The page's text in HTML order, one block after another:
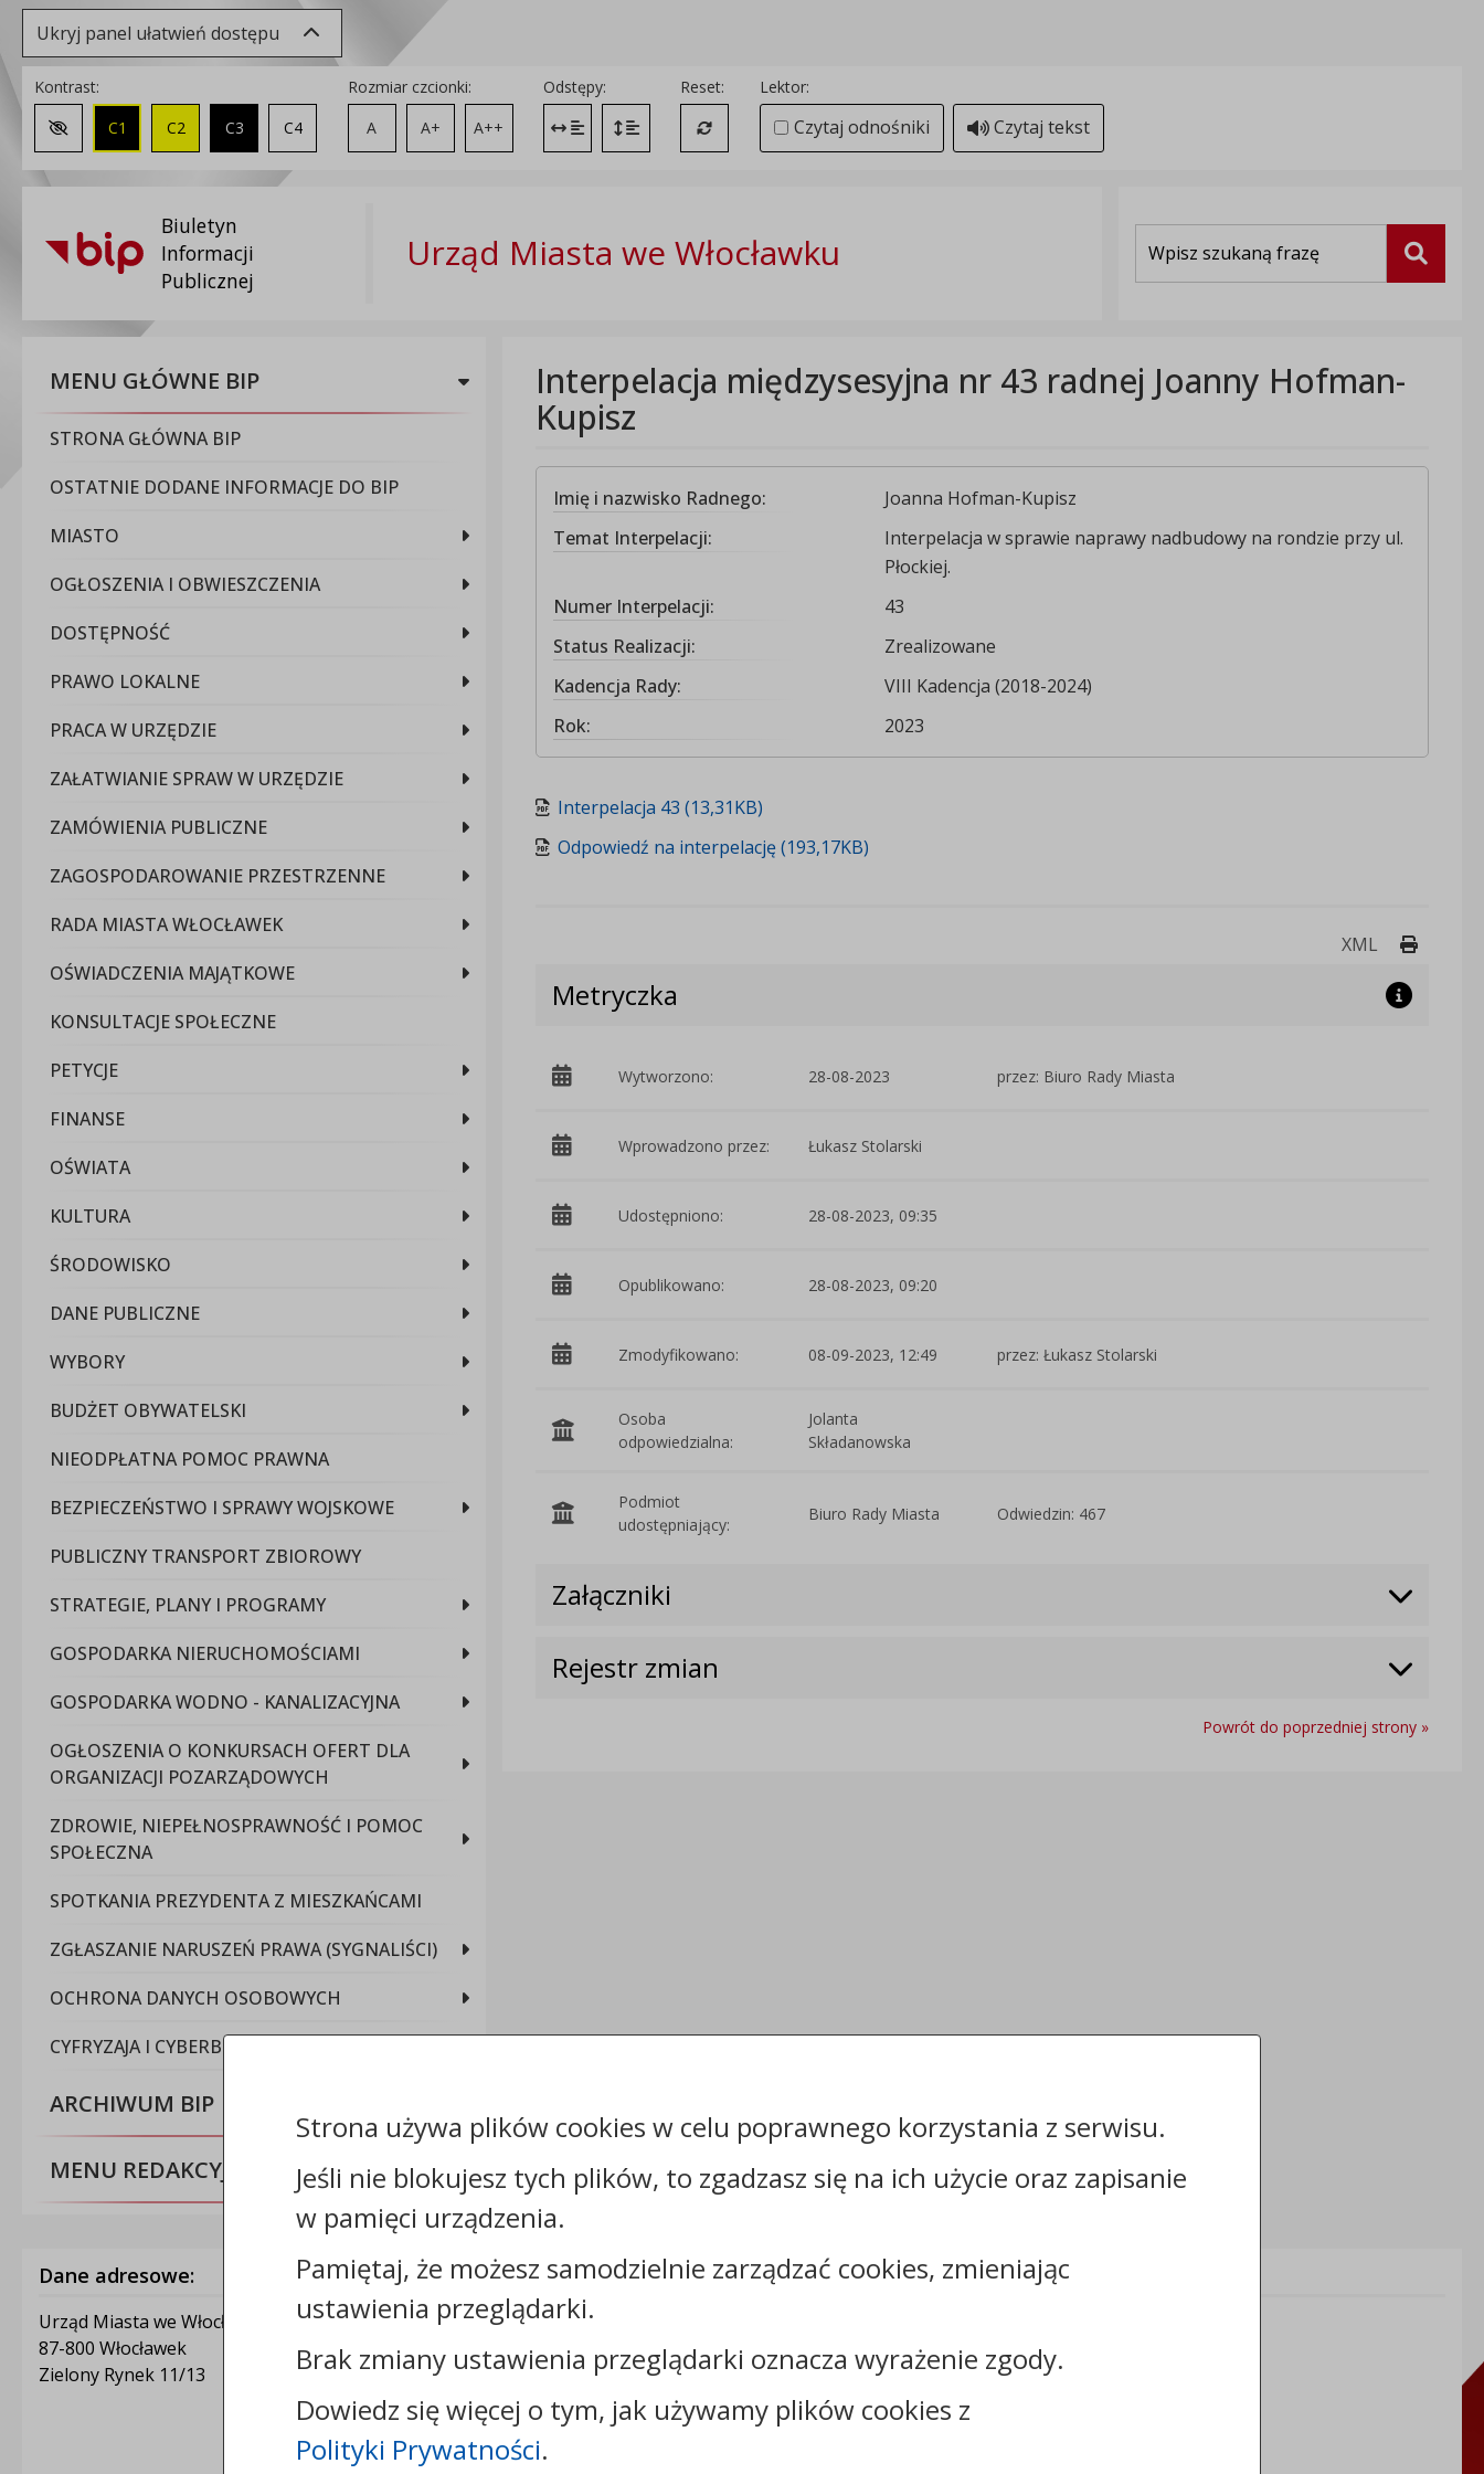
Ukryj panel ułatwień dostępu
Kontrast:
Zmień kontrast na domyślny
C1 C2 C3 C4
Rozmiar czcionki:
A
A+ A++
Odstępy:
Zmień odstęp między literami
Zmień interlinię i margines między paragrafami
Reset:
Przywróć ustawienia domyślne
Lektor:
Czytaj odnośniki Czytaj tekst
Biuletyn
Informacji
Publicznej
Urząd Miasta we Włocławku Szukaj
MENU GŁÓWNE BIP
STRONA GŁÓWNA BIP
OSTATNIE DODANE INFORMACJE DO BIP
MIASTO
OGŁOSZENIA I OBWIESZCZENIA
DOSTĘPNOŚĆ
PRAWO LOKALNE
PRACA W URZĘDZIE
ZAŁATWIANIE SPRAW W URZĘDZIE
ZAMÓWIENIA PUBLICZNE
ZAGOSPODAROWANIE PRZESTRZENNE
RADA MIASTA WŁOCŁAWEK
OŚWIADCZENIA MAJĄTKOWE
KONSULTACJE SPOŁECZNE
PETYCJE
FINANSE
OŚWIATA
KULTURA
ŚRODOWISKO
DANE PUBLICZNE
WYBORY
BUDŻET OBYWATELSKI
NIEODPŁATNA POMOC PRAWNA
BEZPIECZEŃSTWO I SPRAWY WOJSKOWE
PUBLICZNY TRANSPORT ZBIOROWY
STRATEGIE, PLANY I PROGRAMY
GOSPODARKA NIERUCHOMOŚCIAMI
GOSPODARKA WODNO - KANALIZACYJNA
OGŁOSZENIA O KONKURSACH OFERT DLA
ORGANIZACJI POZARZĄDOWYCH
ZDROWIE, NIEPEŁNOSPRAWNOŚĆ I POMOC
SPOŁECZNA
SPOTKANIA PREZYDENTA Z MIESZKAŃCAMI
ZGŁASZANIE NARUSZEŃ PRAWA (SYGNALIŚCI)
OCHRONA DANYCH OSOBOWYCH
CYFRYZAJA I CYBERBEZPIECZEŃSTWO
ARCHIWUM BIP
MENU REDAKCYJNE
Interpelacja międzysesyjna nr 43 radnej Joanny Hofman-
Kupisz
Imię i nazwisko Radnego:
Joanna Hofman-Kupisz
Temat Interpelacji:
Interpelacja w sprawie naprawy nadbudowy na rondzie przy ul.
Płockiej.
Numer Interpelacji:
43
Status Realizacji:
Zrealizowane
Kadencja Rady:
VIII Kadencja (2018-2024)
Rok:
2023
Interpelacja 43 (13,31KB)
Odpowiedź na interpelację (193,17KB)
XML Drukuj
Metryczka
Wytworzono: 28-08-2023 przez: Biuro Rady Miasta
Wprowadzono przez: Łukasz Stolarski
Udostępniono: 28-08-2023, 09:35
Opublikowano: 28-08-2023, 09:20
Zmodyfikowano: 08-09-2023, 12:49 przez: Łukasz Stolarski
Osoba
odpowiedzialna:
Jolanta
Składanowska
Podmiot
udostępniający:
Biuro Rady Miasta Odwiedzin: 467
Załączniki
Rejestr zmian
Powrót do poprzedniej strony »
Dane adresowe:
Urząd Miasta we Włocławku
87-800 Włocławek
Zielony Rynek 11/13
Kontakt:
tel.:+48544144000
faks: +48544144444
e-mail:poczta@um.wloclawek.pl
skrytka ePUAP: /umwloclawek/SkrytkaESP lub
/umwloclawek/skrytka
strona www:
Informacje dodatkowe:
REGON: 910866910
TERYT: 0464011
Strona używa plików cookies w celu poprawnego korzystania z serwisu.
Jeśli nie blokujesz tych plików, to zgadzasz się na ich użycie oraz zapisanie
w pamięci urządzenia.
Pamiętaj, że możesz samodzielnie zarządzać cookies, zmieniając
ustawienia przeglądarki.
Brak zmiany ustawienia przeglądarki oznacza wyrażenie zgody.
Dowiedz się więcej o tym, jak używamy plików cookies z
Polityki Prywatności.